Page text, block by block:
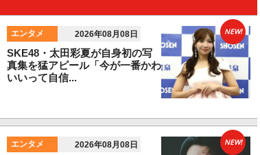
エンタメ 2026年08月08日
SKE48・太田彩夏が自身初の写
真集を猛アピール「今が一番かわ
いいって自信...
NEW!
エンタメ 2026年08月08日 NEW!